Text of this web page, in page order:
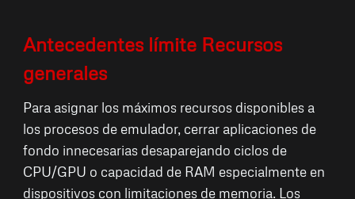
Antecedentes límite Recursos
generales
Para asignar los máximos recursos disponibles a
los procesos de emulador, cerrar aplicaciones de
fondo innecesarias desaparejando ciclos de
CPU/GPU o capacidad de RAM especialmente en
dispositivos con limitaciones de memoria. Los